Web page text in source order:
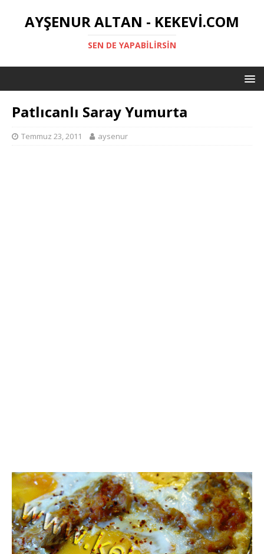
AYŞENUR ALTAN - KEKEVI.COM
SEN DE YAPABILIRSIN
Patlıcanlı Saray Yumurta
Temmuz 23, 2011 aysenur